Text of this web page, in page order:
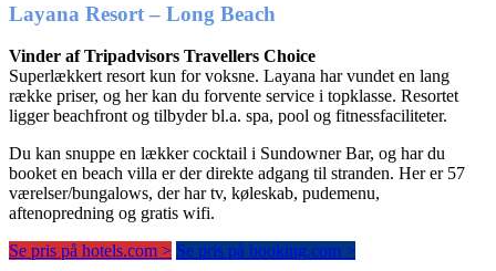
Layana Resort – Long Beach
Vinder af Tripadvisors Travellers Choice
Superlækkert resort kun for voksne. Layana har vundet en lang
række priser, og her kan du forvente service i topklasse. Resortet
ligger beachfront og tilbyder bl.a. spa, pool og fitnessfaciliteter.
Du kan snuppe en lækker cocktail i Sundowner Bar, og har du
booket en beach villa er der direkte adgang til stranden. Her er 57
værelser/bungalows, der har tv, køleskab, pudemenu,
aftenopredning og gratis wifi.
Se pris på hotels.com > Se pris på booking.com >